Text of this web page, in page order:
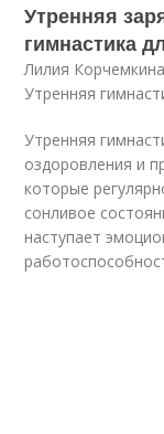
Утренняя
гимнастика
Лилия Корчемкина
Утренняя
Утренняя
оздоровления и
которые
сонливое
наступает